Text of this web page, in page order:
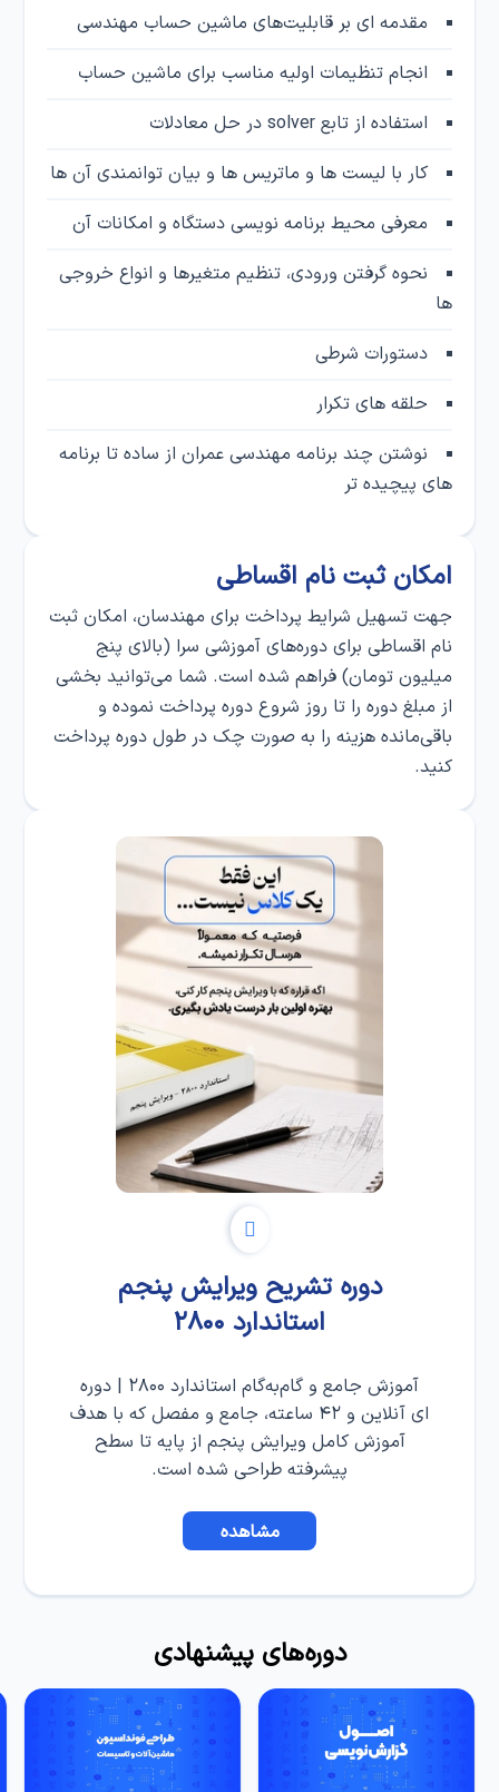
مقدمه ای بر قابلیت‌های ماشین حساب مهندسی
انجام تنظیمات اولیه مناسب برای ماشین حساب
استفاده از تابع solver در حل معادلات
کار با لیست ها و ماتریس ها و بیان توانمندی آن ها
معرفی محیط برنامه نویسی دستگاه و امکانات آن
نحوه گرفتن ورودی، تنظیم متغیرها و انواع خروجی
ها
دستورات شرطی
حلقه های تکرار
نوشتن چند برنامه مهندسی عمران از ساده تا برنامه
های پیچیده تر
امکان ثبت‌ نام اقساطی
جهت تسهیل شرایط پرداخت برای مهندسان، امکان ثبت‌
نام اقساطی برای دوره‌های آموزشی سرا (بالای پنج
میلیون تومان) فراهم شده است. شما می‌توانید بخشی
از مبلغ دوره را تا روز شروع دوره پرداخت نموده و
باقی‌مانده هزینه را به صورت چک در طول دوره پرداخت
کنید.
دوره تشریح ویرایش پنجم
استاندارد ۲۸۰۰
آموزش جامع و گام‌به‌گام استاندارد ۲۸۰۰ | دوره
ای آنلاین و ۴۲ ساعته، جامع و مفصل که با هدف
آموزش کامل ویرایش پنجم از پایه تا سطح
پیشرفته طراحی شده است.
مشاهده
دوره‌های پیشنهادی